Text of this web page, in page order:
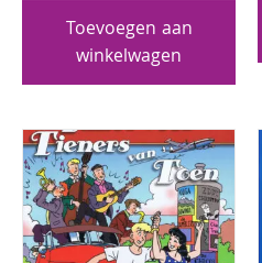
Toevoegen aan
winkelwagen